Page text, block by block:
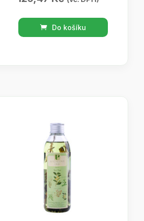
Koupelový
olej
Do košíku